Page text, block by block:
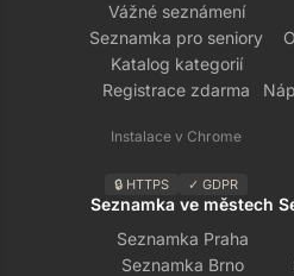
Vážné seznámení
Seznamka pro seniory
Katalog kategorií
Registrace zdarma
Instalace v Chrome
🔒 HTTPS ✓ GDPR
Seznamka ve městech
Seznamka Praha
Seznamka Brno